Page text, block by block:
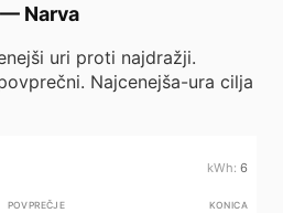
— Narva
uri proti najdražji.
Najcenejša-ura cilja
6